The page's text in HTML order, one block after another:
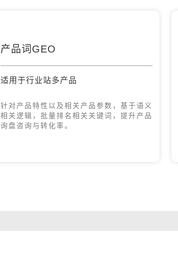
产品词GEO
适用于行业站多产品
针对产品特性以及相关产品参数，基于语义
相关逻辑，批量排名相关关键词，提升产品
询盘咨询与转化率。